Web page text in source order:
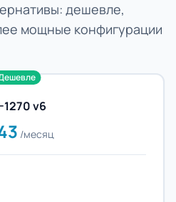
дешевле,
мощные конфигурации
1270 v6
/месяц